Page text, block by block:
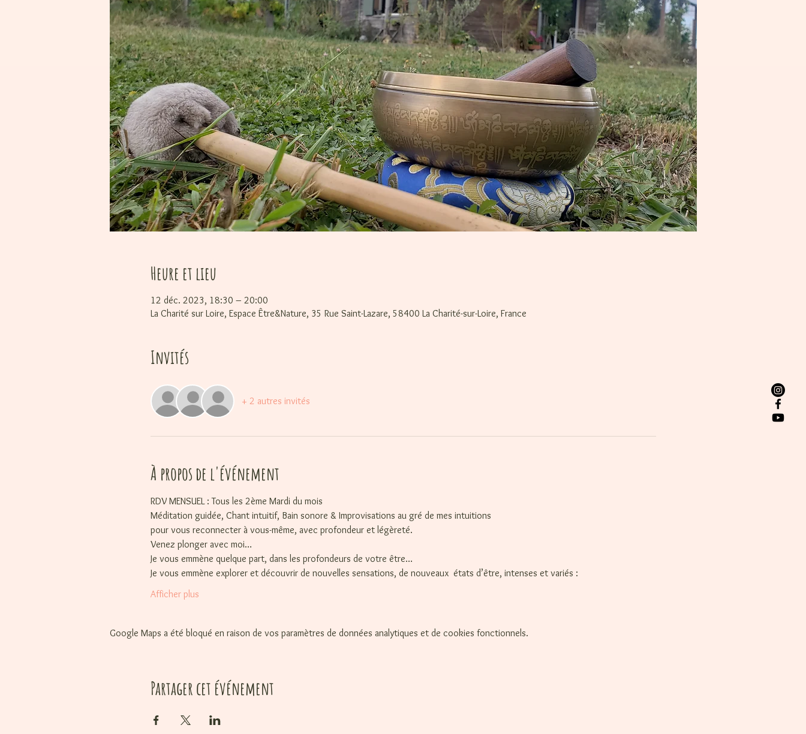
Heure et lieu
12 déc. 2023, 18:30 – 20:00
La Charité sur Loire, Espace Être&Nature, 35 Rue Saint-Lazare, 58400 La Charité-sur-Loire, France
Invités
+ 2 autres invités
À propos de l'événement
RDV MENSUEL : Tous les 2ème Mardi du mois
Méditation guidée, Chant intuitif, Bain sonore & Improvisations au gré de mes intuitions
pour vous reconnecter à vous-même, avec profondeur et légèreté.
Venez plonger avec moi…
Je vous emmène quelque part, dans les profondeurs de votre être…
Je vous emmène explorer et découvrir de nouvelles sensations, de nouveaux  états d’être, intenses et variés :
Afficher plus
Google Maps a été bloqué en raison de vos paramètres de données analytiques et de cookies fonctionnels.
Partager cet événement